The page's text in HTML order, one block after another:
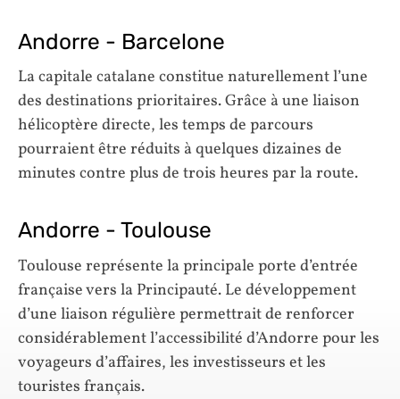
Andorre - Barcelone
La capitale catalane constitue naturellement l’une
des destinations prioritaires. Grâce à une liaison
hélicoptère directe, les temps de parcours
pourraient être réduits à quelques dizaines de
minutes contre plus de trois heures par la route.
Andorre - Toulouse
Toulouse représente la principale porte d’entrée
française vers la Principauté. Le développement
d’une liaison régulière permettrait de renforcer
considérablement l’accessibilité d’Andorre pour les
voyageurs d’affaires, les investisseurs et les
touristes français.